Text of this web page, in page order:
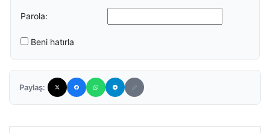
Parola:
Beni hatırla
Paylaş: